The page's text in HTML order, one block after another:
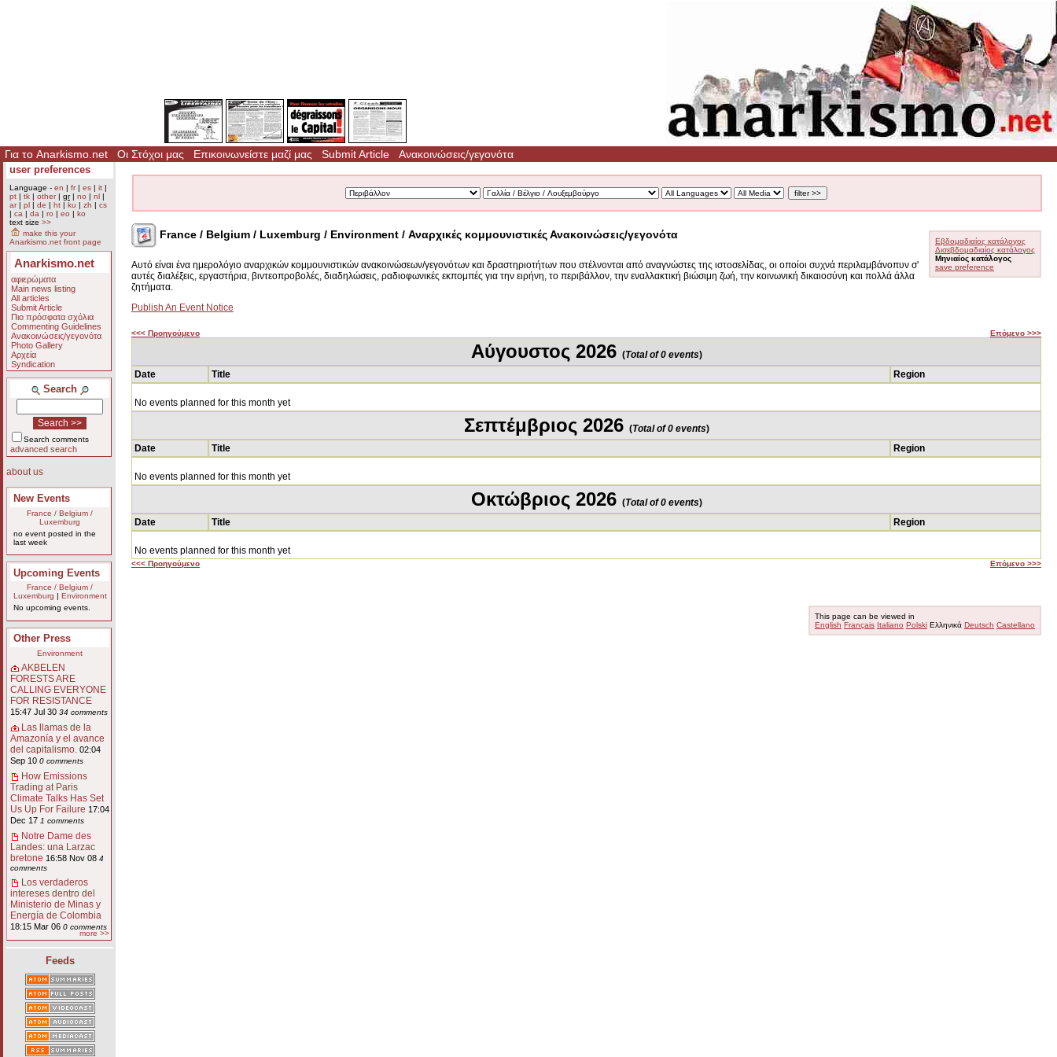
Για το Anarkismo.net Οι Στόχοι μας Επικοινωνείστε μαζί μας Submit Article Ανακοινώσεις/γεγονότα
user preferences
Language - en | fr| es | it |
pt | tk | other| gr| no | nl |
ar| pl | de | ht | ku | zh | cs
| ca | da | ro | eo | ko
text size >>
make this your
Anarkismo.net front page
Anarkismo.net
αφιερώματα
Main news listing
All articles
Submit Article
Πιο πρόσφατα σχόλια
Commenting Guidelines
Ανακοινώσεις/γεγονότα
Photo Gallery
Αρχεία
Syndication
Search
Search comments
advanced search
about us
New Events
France / Belgium /
Luxemburg
no event posted in the
last week
Upcoming Events
France / Belgium /
Luxemburg
Environment
No upcoming events.
Other Press
Environment
AKBELEN
FORESTS ARE
CALLING EVERYONE
FOR RESISTANCE
15:47 Jul 30 34 comments
Las llamas de la
Amazonía y el avance
del capitalismo. 02:04
Sep 10 0 comments
How Emissions
Trading at Paris
Climate Talks Has Set
Us Up For Failure 17:04
Dec 17 1 comments
Notre Dame des
Landes: una Larzac
bretone 16:58 Nov 08 4
comments
Los verdaderos
intereses dentro del
Ministerio de Minas y
Energía de Colombia
18:15 Mar 06 0 comments
more >>
Feeds
Εβδομαδιαίος κατάλογος
Δισεβδομαδιαίος κατάλογος
Μηνιαίος κατάλογος
save preference
France / Belgium / Luxemburg / Environment / Αναρχικές κομμουνιστικές Ανακοινώσεις/γεγονότα
Αυτό είναι ένα ημερολόγιο αναρχικών κομμουνιστικών ανακοινώσεων/γεγονότων και δραστηριοτήτων που στέλνονται από αναγνώστες της ιστοσελίδας, οι οποίοι συχνά περιλαμβάνοπυν σ'
αυτές διαλέξεις, εργαστήρια, βιντεοπροβολές, διαδηλώσεις, ραδιοφωνικές εκπομπές για την ειρήνη, το περιβάλλον, την εναλλακτική βιώσιμη ζωή, την κοινωνική δικαιοσύνη και πολλά άλλα
ζητήματα.
Publish An Event Notice
<<< Προηγούμενο Επόμενο >>>
Αύγουστος 2026 (Total of 0 events)
Date
Title Region
No events planned for this month yet
Σεπτέμβριος 2026 (Total of 0 events)
Date
Title Region
No events planned for this month yet
Οκτώβριος 2026 (Total of 0 events)
Date
Title Region
No events planned for this month yet
<<< Προηγούμενο Επόμενο >>>
This page can be viewed in
English Français Italiano Polski Ελληνικά Deutsch Castellano